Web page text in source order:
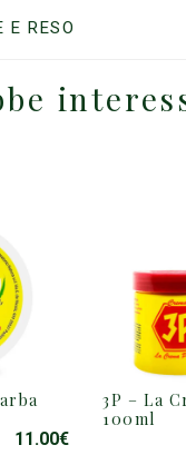
E RESO
11.00€
3P – La
100ml